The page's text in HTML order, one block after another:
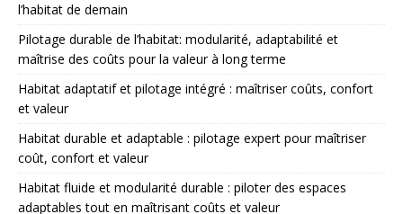
l’habitat de demain
Pilotage durable de l’habitat: modularité, adaptabilité et
maîtrise des coûts pour la valeur à long terme
Habitat adaptatif et pilotage intégré : maîtriser coûts, confort
et valeur
Habitat durable et adaptable : pilotage expert pour maîtriser
coût, confort et valeur
Habitat fluide et modularité durable : piloter des espaces
adaptables tout en maîtrisant coûts et valeur